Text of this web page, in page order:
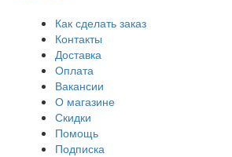
Как сделать заказ
Контакты
Доставка
Оплата
Вакансии
О магазине
Скидки
Помощь
Подписка